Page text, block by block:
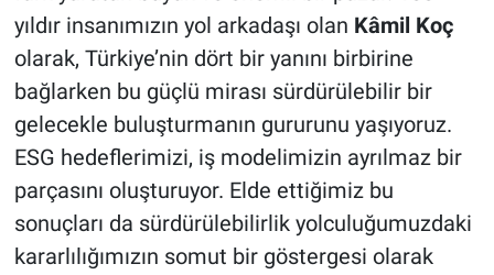
yıldır insanımızın yol arkadaşı olan Kâmil Koç
olarak, Türkiye’nin dört bir yanını birbirine
bağlarken bu güçlü mirası sürdürülebilir bir
gelecekle buluşturmanın gururunu yaşıyoruz.
ESG hedeflerimizi, iş modelimizin ayrılmaz bir
parçasını oluşturuyor. Elde ettiğimiz bu
sonuçları da sürdürülebilirlik yolculuğumuzdaki
kararlılığımızın somut bir göstergesi olarak